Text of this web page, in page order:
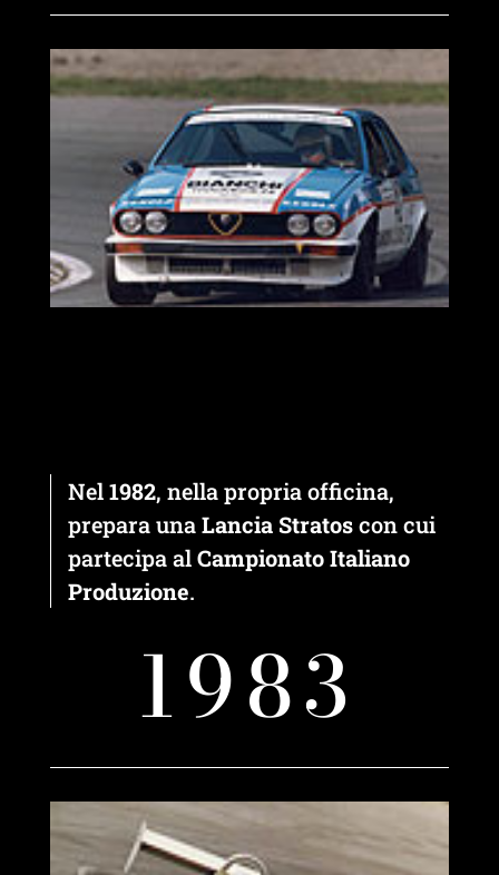
Nel1982, nella propria officina,
prepara unaLancia Stratoscon cui
partecipa alCampionato Italiano
Produzione.
1983